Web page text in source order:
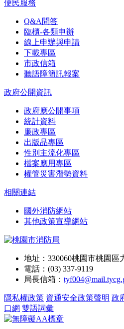
便民服務
Q&A問答
臨櫃-各類申辦
線上申辦與申請
下載專區
市政信箱
聽語障簡訊報案
政府公開資訊
政府應公開事項
統計資料
廉政專區
出版品專區
性別主流化專區
檔案應用專區
權管災害潛勢資料
相關連結
國外消防網站
其他政策宣導網站
地址：330060桃園市桃園區
電話：(03) 337-9119
局長信箱：
隱私權政策 資通安全政策聲明 政
口網 雙語詞彙